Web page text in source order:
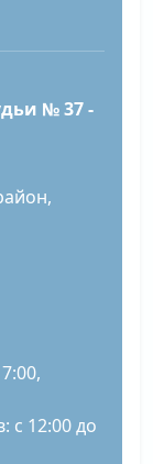
№ 37 -
с 12:00 до